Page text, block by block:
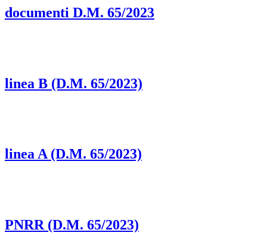
documenti D.M. 65/2023
linea B (D.M. 65/2023)
linea A (D.M. 65/2023)
PNRR (D.M. 65/2023)